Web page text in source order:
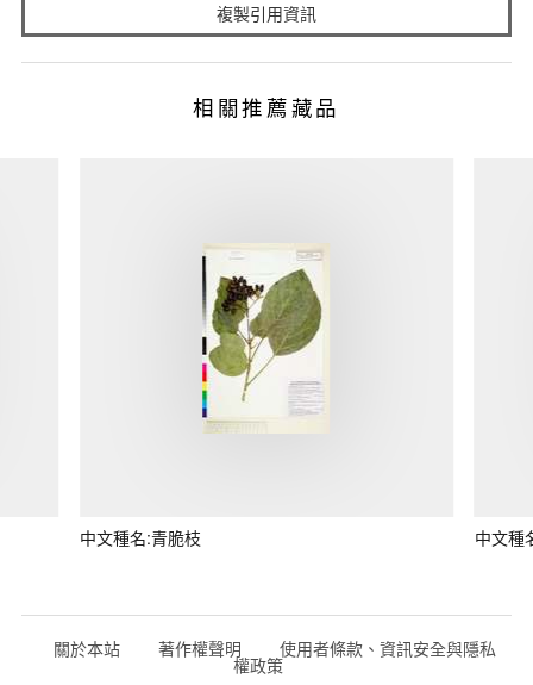
複製引用資訊
相關推薦藏品
中文種名:青脆枝 中文種
關於本站 著作權聲明 使用者條款、資訊安全與隱私
權政策